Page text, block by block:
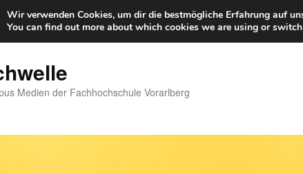
Medien der Fachhochschule Vorarlberg
Wir verwenden Cookies, um dir die bestmögliche Erfahrung auf
You can find out more about which cookies we are using or